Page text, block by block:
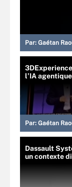
Par: Gaétan
l’IA agentique
Par: Gaétan
Dassault
un contexte